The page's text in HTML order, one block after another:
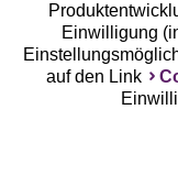
Einwilligung
auf den Link